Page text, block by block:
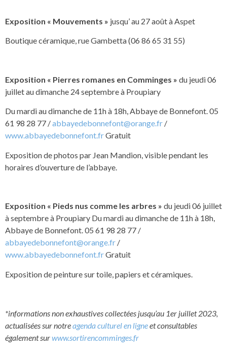
Exposition « Mouvements » jusqu’ au 27 août à Aspet
Boutique céramique, rue Gambetta (06 86 65 31 55)
Exposition « Pierres romanes en Comminges » du jeudi 06
juillet au dimanche 24 septembre à Proupiary
Du mardi au dimanche de 11h à 18h, Abbaye de Bonnefont. 05
61 98 28 77 /abbayedebonnefont@orange.fr /
www.abbayedebonnefont.frGratuit
Exposition de photos par Jean Mandion, visible pendant les
horaires d’ouverture de l’abbaye.
Exposition « Pieds nus comme les arbres » du jeudi 06 juillet
à septembre à Proupiary Du mardi au dimanche de 11h à 18h,
Abbaye de Bonnefont. 05 61 98 28 77 /
abbayedebonnefont@orange.fr /
www.abbayedebonnefont.frGratuit
Exposition de peinture sur toile, papiers et céramiques.
*informations non exhaustives collectées jusqu’au 1er juillet 2023,
actualisées sur notreagenda culturel en ligneet consultables
également surwww.sortirencomminges.fr